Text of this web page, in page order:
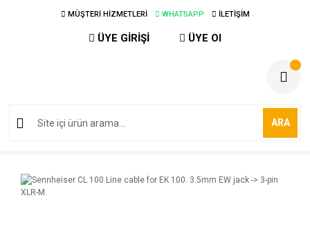
MÜŞTERİ HİZMETLERİ WHATSAPP İLETİŞİM
ÜYE GİRİŞİ ÜYE Ol
ARA